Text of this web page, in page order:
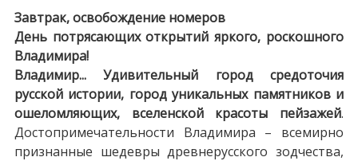
Завтрак, освобождение номеров
День потрясающих открытий яркого, роскошного
Владимира!
Владимир... Удивительный город средоточия
русской истории, город уникальных памятников и
ошеломляющих, вселенской красоты пейзажей.
Достопримечательности Владимира – всемирно
признанные шедевры древнерусского зодчества,